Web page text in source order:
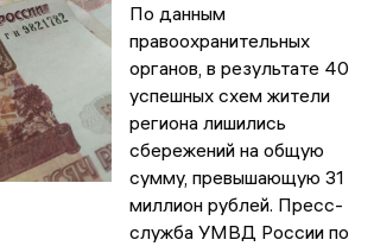
По данным
правоохранительных
органов, в результате 40
успешных схем жители
региона лишились
сбережений на общую
сумму, превышающую 31
миллион рублей. Пресс-
служба УМВД России по